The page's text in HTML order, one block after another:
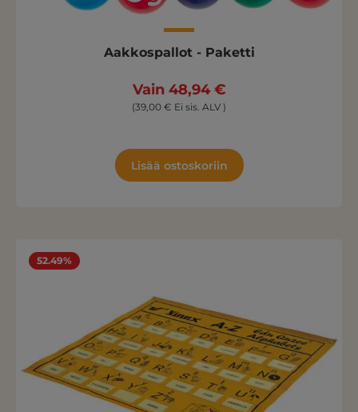
Aakkospallot - Paketti
Vain 48,94 €
(39,00 € Ei sis. ALV )
Lisää ostoskoriin
52.49%